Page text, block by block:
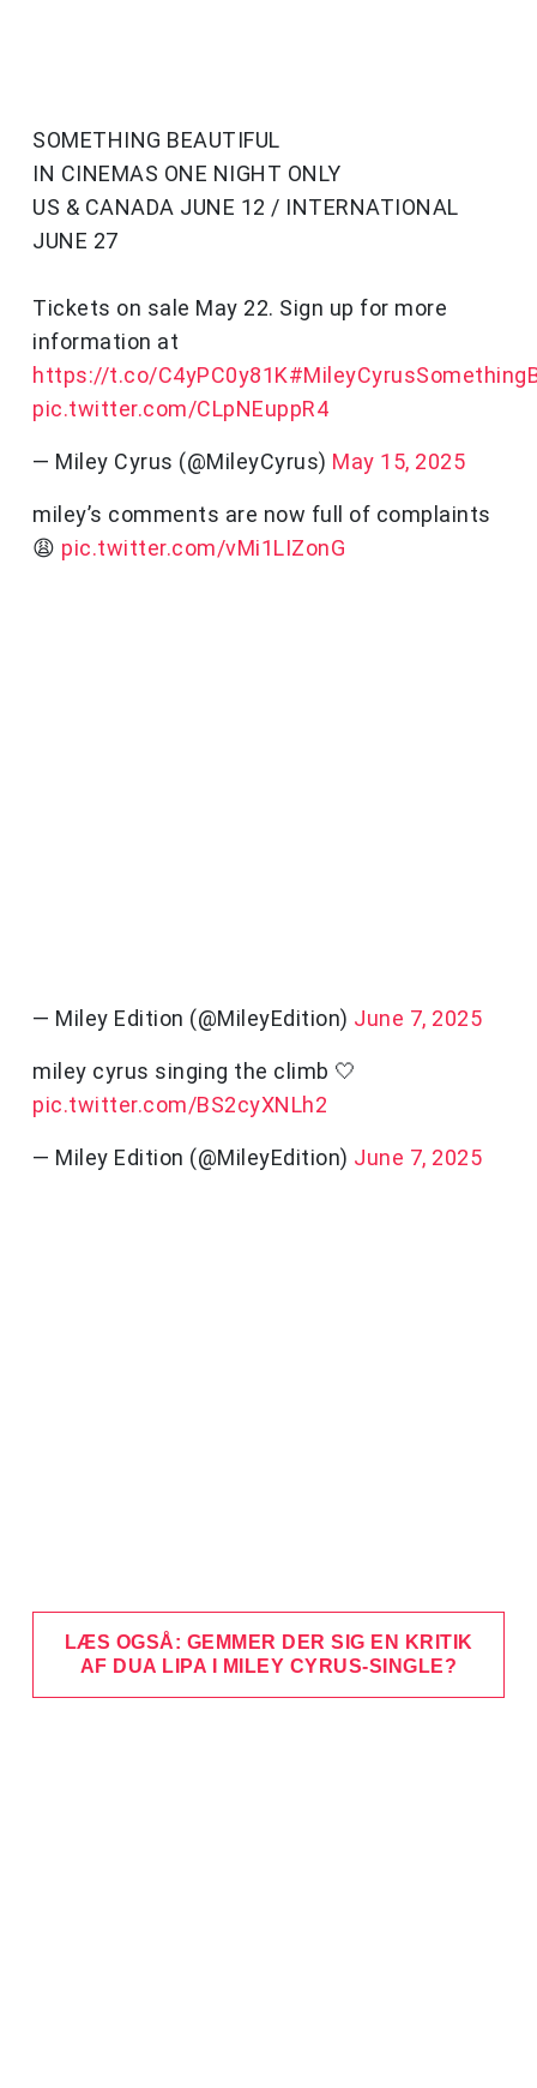
SOMETHING BEAUTIFUL
IN CINEMAS ONE NIGHT ONLY
US & CANADA JUNE 12 / INTERNATIONAL
JUNE 27
Tickets on sale May 22. Sign up for more
information at
https://t.co/C4yPC0y81K
pic.twitter.com/CLpNEuppR4
— Miley Cyrus (@MileyCyrus) May 15, 2025
miley’s comments are now full of complaints
😩 pic.twitter.com/vMi1LIZonG
— Miley Edition (@MileyEdition) June 7, 2025
miley cyrus singing the climb 🤍
pic.twitter.com/BS2cyXNLh2
— Miley Edition (@MileyEdition) June 7, 2025
LÆS OGSÅ: GEMMER DER SIG EN KRITIK
AF DUA LIPA I MILEY CYRUS-SINGLE?